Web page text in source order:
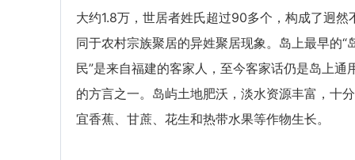
大约1.8万，世居者姓氏超过90多个，构成了迥然
同于农村宗族聚居的异姓聚居现象。岛上最早的“
民”是来自福建的客家人，至今客家话仍是岛上通
的方言之一。岛屿土地肥沃，淡水资源丰富，十
宜香蕉、甘蔗、花生和热带水果等作物生长。